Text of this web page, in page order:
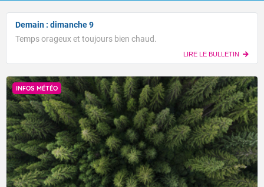
Demain : dimanche 9
Temps orageux et toujours bien chaud.
LIRE LE BULLETIN
INFOS MÉTÉO